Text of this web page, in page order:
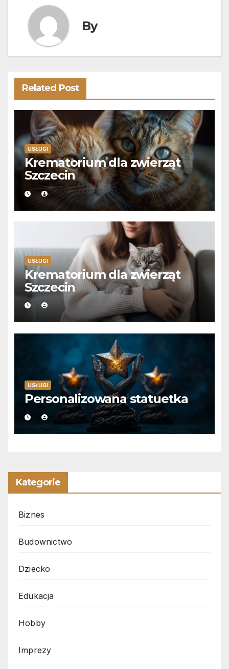
By
Related Post
USŁUGI
Krematorium dla zwierząt
Szczecin
USŁUGI
Krematorium dla zwierząt
Szczecin
USŁUGI
Personalizowana statuetka
Kategorie
Biznes
Budownictwo
Dziecko
Edukacja
Hobby
Imprezy